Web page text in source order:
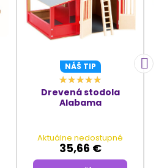
NÁŠ TIP
Drevená stodola
Alabama
Aktuálne nedostupné
35,66 €